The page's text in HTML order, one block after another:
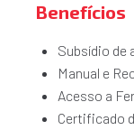
Benefícios
Subsídio de
Manual e
Acesso a
Certificado